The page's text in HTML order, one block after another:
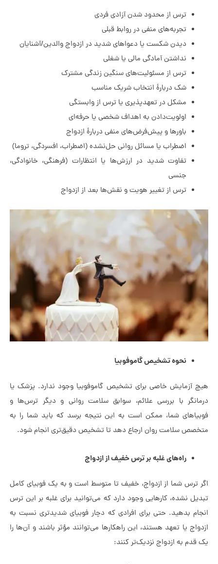
ترس از محدود شدن آزادی فردی
تجربه‌های منفی در روابط قبلی
دیدن شکست یا دعواهای شدید در ازدواج والدین/آشنایان
نداشتن آمادگی مالی یا شغلی
ترس از مسئولیت‌های سنگین زندگی مشترک
شک دربارهٔ انتخاب شریک مناسب
مشکل در تعهدپذیری یا ترس از وابستگی
اولویت‌دادن به اهداف شخصی یا حرفه‌ای
باورها و پیش‌فرض‌های منفی دربارهٔ ازدواج
اضطراب یا مسائل روانی حل‌نشده (اضطراب، افسردگی، تروما)
تفاوت شدید در ارزش‌ها یا انتظارات (فرهنگی، خانوادگی،
ترس از تغییر هویت و نقش‌ها بعد از ازدواج
نحوه تشخیص گاموفوبیا
خاصی برای تشخیص گاموفوبیا وجود ندارد. پزشک یا
با بررسی علائم، سوابق سلامت روانی و دیگر ترس‌ها و
شما، ممکن است به این نتیجه برسد که باید شما را به
سلامت روان ارجاع دهد تا تشخیص دقیق‌تری انجام شود.
راه‌های غلبه بر ترس خفیف از ازدواج
شما از ازدواج، خفیف تا متوسط است و به یک فوبیای کامل
نشده، کارهایی وجود دارد که می‌توانید برای غلبه بر این ترس
بدهید. حتی برای افرادی که دچار فوبیای شدیدتری نسبت به
یا تعهد هستند، این راهکارها می‌توانند مؤثر باشند و آن‌ها را
به ازدواج نزدیک‌تر کنند: